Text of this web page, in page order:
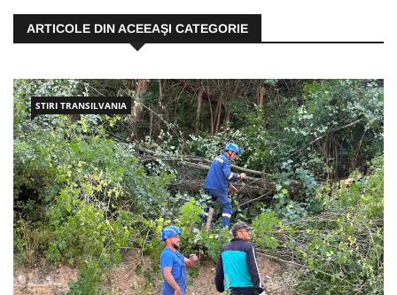
ARTICOLE DIN ACEEAŞI CATEGORIE
STIRI TRANSILVANIA